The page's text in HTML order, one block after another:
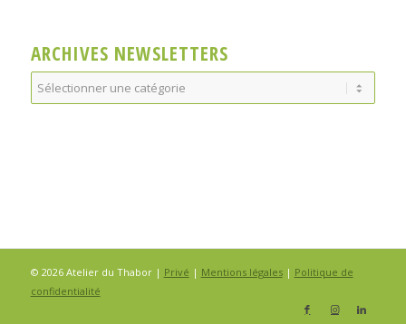
ARCHIVES NEWSLETTERS
Archives
Newsletters
© 2026 Atelier du Thabor | Privé | Mentions légales| Politique de
confidentialité